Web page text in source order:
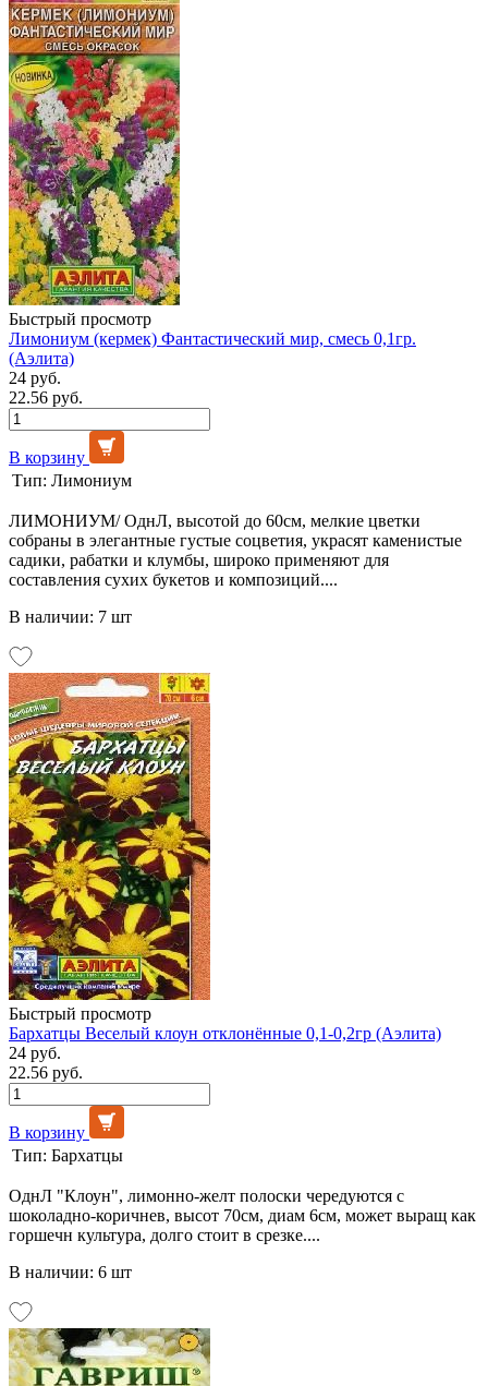
Быстрый просмотр
Лимониум (кермек) Фантастический мир, смесь 0,1гр.
(Аэлита)
24 руб.
22.56 руб.
В корзину
Тип: Лимониум
ЛИМОНИУМ/ ОднЛ, высотой до 60см, мелкие цветки
собраны в элегантные густые соцветия, украсят каменистые
садики, рабатки и клумбы, широко применяют для
составления сухих букетов и композиций....
В наличии: 7 шт
Быстрый просмотр
Бархатцы Веселый клоун отклонённые 0,1-0,2гр (Аэлита)
24 руб.
22.56 руб.
В корзину
Тип: Бархатцы
ОднЛ "Клоун", лимонно-желт полоски чередуются с
шоколадно-коричнев, высот 70см, диам 6см, может выращ как
горшечн культура, долго стоит в срезке....
В наличии: 6 шт